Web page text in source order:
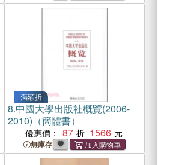
滿額折
8.中國大學出版社概覽(2006-
2010)（簡體書）
優惠價： 87 1566
無庫存